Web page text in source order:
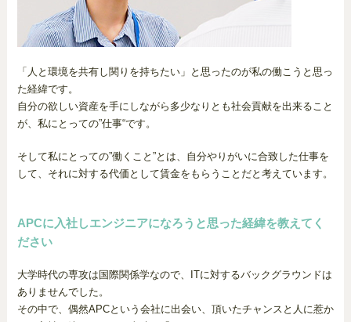
「人と環境を共有し関りを持ちたい」と思ったのが私の働こうと思っ
た経緯です。
自分の欲しい資産を手にしながら多少なりとも社会貢献を出来ること
が、私にとっての”仕事“です。
そして私にとっての”働くこと”とは、自分やりがいに合致した仕事を
して、それに対する代価として賃金をもらうことだと考えています。
APCに入社しエンジニアになろうと思った経緯を教えてく
ださい
大学時代の専攻は国際関係学なので、ITに対するバックグラウンドは
ありませんでした。
その中で、偶然APCという会社に出会い、頂いたチャンスと人に惹か